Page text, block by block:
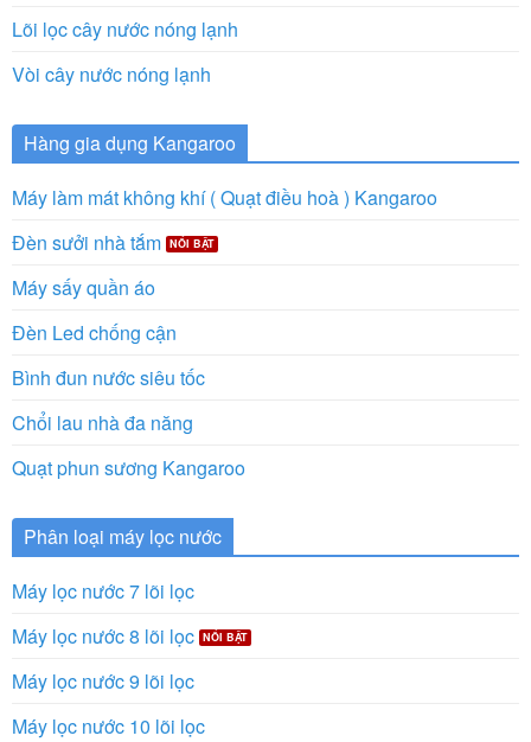
Lõi lọc cây nước nóng lạnh
Vòi cây nước nóng lạnh
Hàng gia dụng Kangaroo
Máy làm mát không khí ( Quạt điều hoà ) Kangaroo
Đèn sưởi nhà tắm
Máy sấy quần áo
Đèn Led chống cận
Bình đun nước siêu tốc
Chổi lau nhà đa năng
Quạt phun sương Kangaroo
Phân loại máy lọc nước
Máy lọc nước 7 lõi lọc
Máy lọc nước 8 lõi lọc
Máy lọc nước 9 lõi lọc
Máy lọc nước 10 lõi lọc